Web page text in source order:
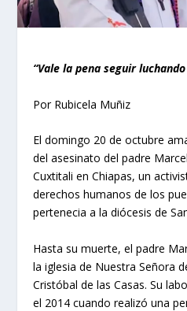
“Vale la pena seguir
Por Rubicela Muñiz
El domingo 20 de octubre
del asesinato del padre
Cuxtitali en Chiapas, un
derechos humanos de los
pertenecia a la diócesis de
Hasta su muerte, el padre
la iglesia de Nuestra Señora
Cristóbal de las Casas. Su
el 2014 cuando realizó una